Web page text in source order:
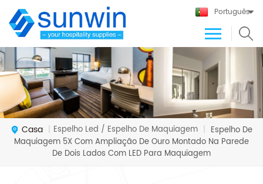
Português
Casa | Espelho Led / Espelho De Maquiagem | Espelho De
Maquiagem 5X Com Ampliação De Ouro Montado Na Parede
De Dois Lados Com LED Para Maquiagem